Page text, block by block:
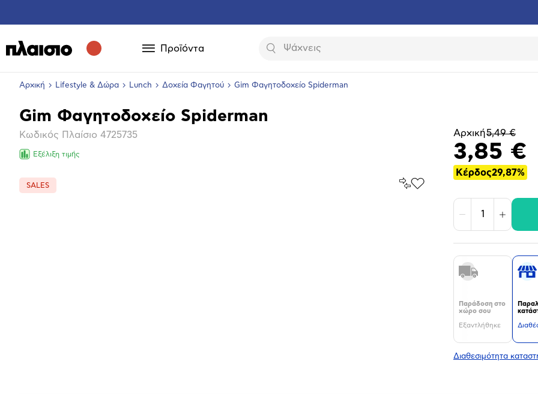
Προϊόντα Αναζήτηση
Αρχική Lifestyle & Δώρα Lunch Δοχεία Φαγητού Gim Φαγητοδοχείο Spiderman
Βασικά
χαρακτηριστικά
Gim Φαγητοδοχείο Spiderman
Κωδικός Πλαίσιο 4725735
Εξέλιξη τιμής
SALES
Σύγκρινέ
Προσθήκη
Αρχική5,49 €
3,85 €
Κέρδος29,87%
Μείωση Αύξηση
Παράδοση στο
χώρο σου
Εξαντλήθηκε
Διαθεσιμότητα